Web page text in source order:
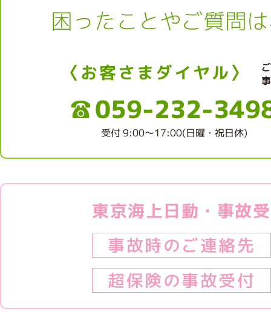
困ったことやご質問
〈お客さまダイヤル〉
059-232-
受付 9:00～17:00(日曜・祝日休)
東京海上日動・事故
事故時のご連絡先
超保険の事故受付